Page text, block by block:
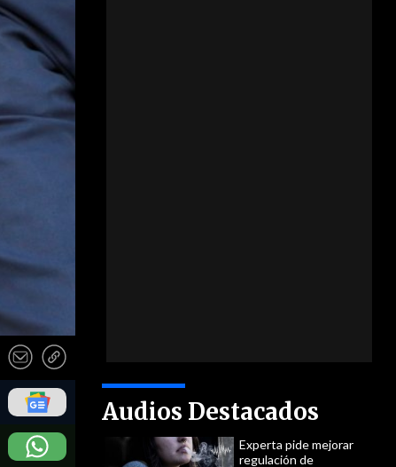
Audios Destacados
Experta pide mejorar
regulación de